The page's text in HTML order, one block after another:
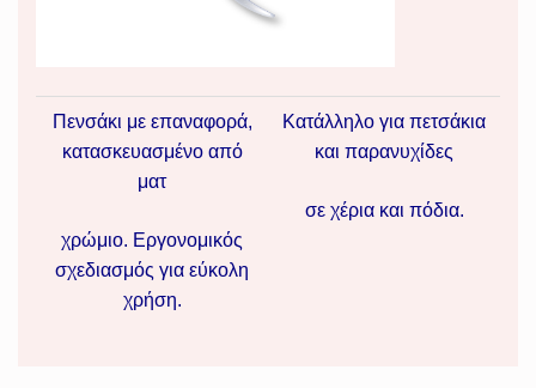
Πενσάκι με επαναφορά,
κατασκευασμένο από
ματ
χρώμιο. Εργονομικός
σχεδιασμός για εύκολη
χρήση.
Κατάλληλο για πετσάκια
και παρανυχίδες
σε χέρια και πόδια.